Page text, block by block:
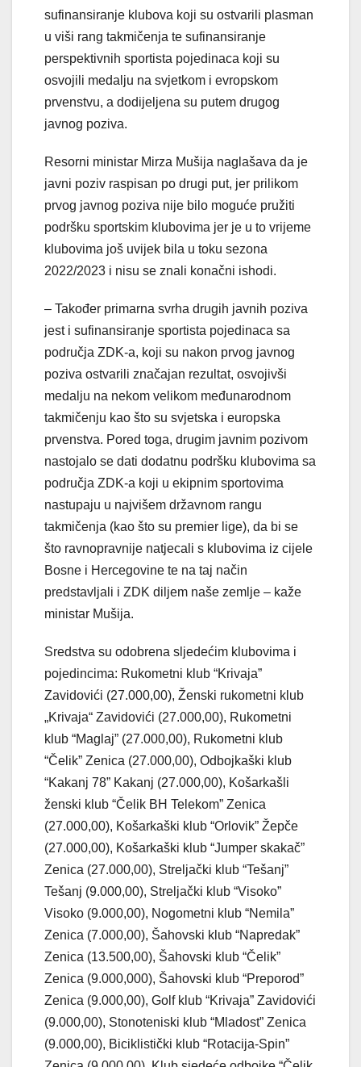
sufinansiranje klubova koji su ostvarili plasman
u viši rang takmičenja te sufinansiranje
perspektivnih sportista pojedinaca koji su
osvojili medalju na svjetkom i evropskom
prvenstvu, a dodijeljena su putem drugog
javnog poziva.
Resorni ministar Mirza Mušija naglašava da je
javni poziv raspisan po drugi put, jer prilikom
prvog javnog poziva nije bilo moguće pružiti
podršku sportskim klubovima jer je u to vrijeme
klubovima još uvijek bila u toku sezona
2022/2023 i nisu se znali konačni ishodi.
– Također primarna svrha drugih javnih poziva
jest i sufinansiranje sportista pojedinaca sa
područja ZDK-a, koji su nakon prvog javnog
poziva ostvarili značajan rezultat, osvojivši
medalju na nekom velikom međunarodnom
takmičenju kao što su svjetska i europska
prvenstva. Pored toga, drugim javnim pozivom
nastojalo se dati dodatnu podršku klubovima sa
područja ZDK-a koji u ekipnim sportovima
nastupaju u najvišem državnom rangu
takmičenja (kao što su premier lige), da bi se
što ravnopravnije natjecali s klubovima iz cijele
Bosne i Hercegovine te na taj način
predstavljali i ZDK diljem naše zemlje – kaže
ministar Mušija.
Sredstva su odobrena sljedećim klubovima i
pojedincima: Rukometni klub “Krivaja”
Zavidovići (27.000,00), Ženski rukometni klub
„Krivaja“ Zavidovići (27.000,00), Rukometni
klub “Maglaj” (27.000,00), Rukometni klub
“Čelik” Zenica (27.000,00), Odbojkaški klub
“Kakanj 78” Kakanj (27.000,00), Košarkašli
ženski klub “Čelik BH Telekom” Zenica
(27.000,00), Košarkaški klub “Orlovik” Žepče
(27.000,00), Košarkaški klub “Jumper skakač”
Zenica (27.000,00), Streljački klub “Tešanj”
Tešanj (9.000,00), Streljački klub “Visoko”
Visoko (9.000,00), Nogometni klub “Nemila”
Zenica (7.000,00), Šahovski klub “Napredak”
Zenica (13.500,00), Šahovski klub “Čelik”
Zenica (9.000,000), Šahovski klub “Preporod”
Zenica (9.000,00), Golf klub “Krivaja” Zavidovići
(9.000,00), Stonoteniski klub “Mladost” Zenica
(9.000,00), Biciklistički klub “Rotacija-Spin”